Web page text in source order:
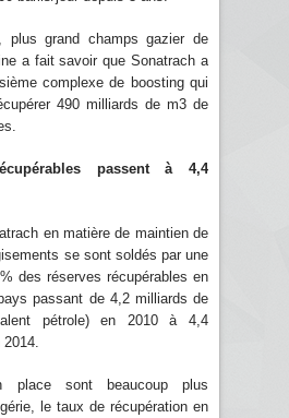
plus grand champs gazier de
a fait savoir que Sonatrach a
complexe de boosting qui
490 milliards de m3 de
passent à 4,4
en matière de maintien de
se sont soldés par une
des réserves récupérables en
passant de 4,2 milliards de
pétrole) en 2010 à 4,4
place sont beaucoup plus
le taux de récupération en